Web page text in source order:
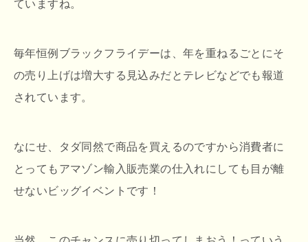
ていますね。
毎年恒例ブラックフライデーは、年を重ねるごとにそ
の売り上げは増大する見込みだとテレビなどでも報道
されています。
なにせ、タダ同然で商品を買えるのですから消費者に
とってもアマゾン輸入販売業の仕入れにしても目が離
せないビッグイベントです！